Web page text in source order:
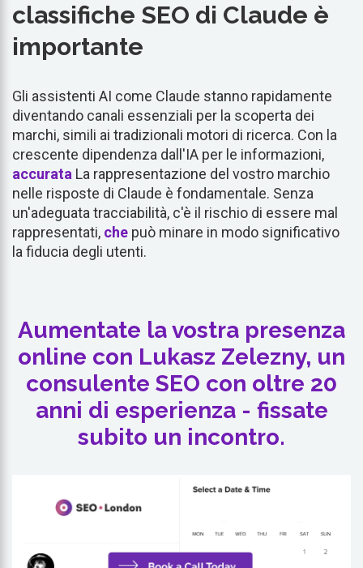
classifiche SEO di Claude è
importante
Gli assistenti AI come Claude stanno rapidamente
diventando canali essenziali per la scoperta dei
marchi, simili ai tradizionali motori di ricerca. Con la
crescente dipendenza dall'IA per le informazioni,
accurata La rappresentazione del vostro marchio
nelle risposte di Claude è fondamentale. Senza
un'adeguata tracciabilità, c'è il rischio di essere mal
rappresentati, che può minare in modo significativo
la fiducia degli utenti.
Aumentate la vostra presenza
online con Lukasz Zelezny, un
consulente SEO con oltre 20
anni di esperienza - fissate
subito un incontro.